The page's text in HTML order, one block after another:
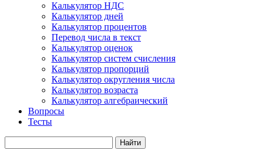
Калькулятор НДС
Калькулятор дней
Калькулятор процентов
Перевод числа в текст
Калькулятор оценок
Калькулятор систем счисления
Калькулятор пропорций
Калькулятор округления числа
Калькулятор возраста
Калькулятор алгебраический
Вопросы
Тесты
Найти